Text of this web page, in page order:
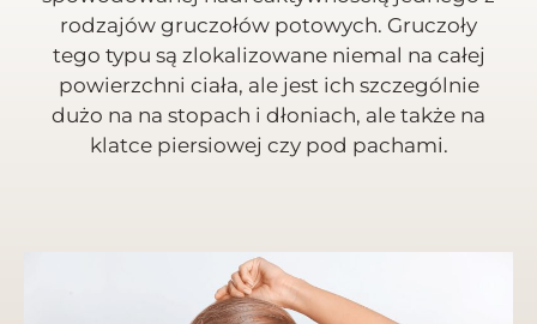
rodzajów gruczołów potowych. Gruczoły
tego typu są zlokalizowane niemal na całej
powierzchni ciała, ale jest ich szczególnie
dużo na na stopach i dłoniach, ale także na
klatce piersiowej czy pod pachami.